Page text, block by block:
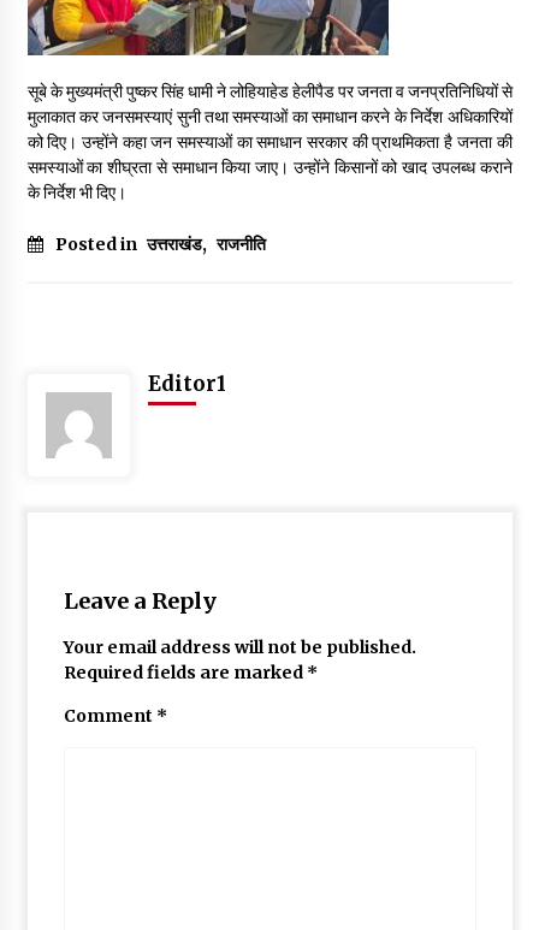
May 16, 2022
Thought Of The Day 14 May
May 14, 2022
May 13, 2022
Thought Of The Day 9 May
May 9, 2022
सूबे के मुख्यमंत्री पुष्कर सिंह धामी ने लोहियाहेड हेलीपैड पर जनता व जनप्रतिनिधियों से
मुलाकात कर जनसमस्याएं सुनी तथा समस्याओं का समाधान करने के निर्देश अधिकारियों
को दिए। उन्होंने कहा जन समस्याओं का समाधान सरकार की प्राथमिकता है जनता की
समस्याओं का शीघ्रता से समाधान किया जाए। उन्होंने किसानों को खाद उपलब्ध कराने
के निर्देश भी दिए।
Posted in उत्तराखंड, राजनीति
Editor1
Leave a Reply
Your email address will not be published.
Required fields are marked *
Comment *